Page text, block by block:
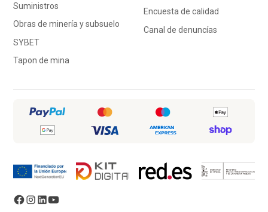
Suministros
Obras de minería y subsuelo
SYBET
Tapon de mina
Encuesta de calidad
Canal de denuncías